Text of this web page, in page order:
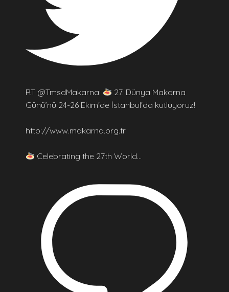
RT @TmsdMakarna:
27. Dünya Makarna
Günü’nü 24-26 Ekim'de İstanbul'da kutluyoruz!
http://www.makarna.org.tr
Celebrating the 27th World…